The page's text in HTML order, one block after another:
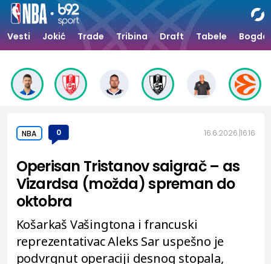
Vesti Jokić Trade Tribina Draft Tabele
NBA 0 16.6.2026. 16:16
Operisan Tristanov saigrač – as
Vizardsa (možda) spreman do
oktobra
Košarkaš Vašingtona i francuski
reprezentativac Aleks Sar uspešno je
podvrgnut operaciji desnog stopala,